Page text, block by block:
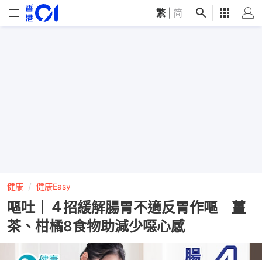
繁 简
健康 健康Easy
嘔吐｜４招緩解腸胃不適反胃作嘔 薑
茶、柑橘8食物助減少噁心感